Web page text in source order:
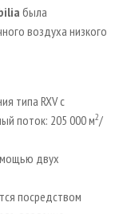
была
воздуха низкого
типа RXV с
поток: 205 000 м2/
двух
посредством